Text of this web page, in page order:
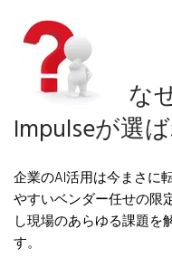
な
Impulseが選
企業のAI活用は今まさに
やすいベンダー任せの限
し現場のあらゆる課題を
す。